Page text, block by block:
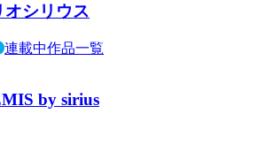
オシリウス
連載中作品一覧
by sirius